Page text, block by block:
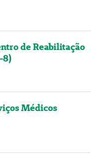
de Reabilitação
8)
Médicos